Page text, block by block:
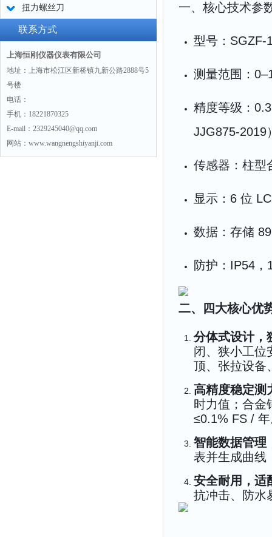
扭力螺丝刀
联系方式
上海恒刚仪器仪表有限公司
地址：上海市松江区新桥镇九新公路2888号5
号楼
电话：
手机：18221870325
E-mail：2329245040@qq.com
网站：www.wangnengshiyanji.com
一、核心技术参
型号：
测量范围：
精度等级：
JJG875‑2019
传感器：柱型
显示：6 位
数据：存储
防护：IP54
二、四大核心优
分体式设计，
闭、狭小工位
顶、张拉设备
高精度稳定测
时力值；合金
≤0.1% FS /
智能数据管理
表并生成曲线
安全耐用，适
抗冲击、防水